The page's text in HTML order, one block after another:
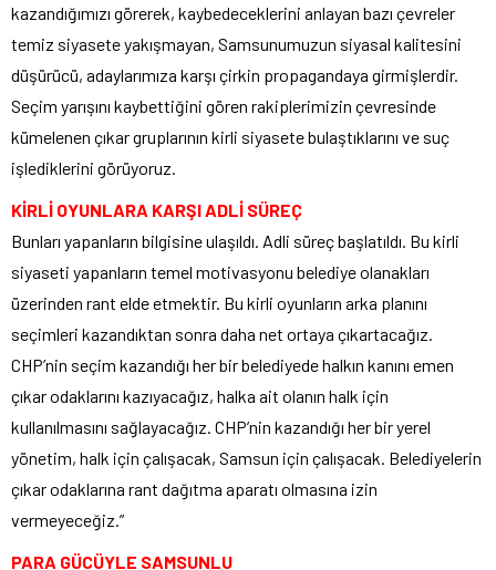
kazandığımızı görerek, kaybedeceklerini anlayan bazı çevreler
temiz siyasete yakışmayan, Samsunumuzun siyasal kalitesini
düşürücü, adaylarımıza karşı çirkin propagandaya girmişlerdir.
Seçim yarışını kaybettiğini gören rakiplerimizin çevresinde
kümelenen çıkar gruplarının kirli siyasete bulaştıklarını ve suç
işlediklerini görüyoruz.
KİRLİ OYUNLARA KARŞI ADLİ SÜREÇ
Bunları yapanların bilgisine ulaşıldı. Adli süreç başlatıldı. Bu kirli
siyaseti yapanların temel motivasyonu belediye olanakları
üzerinden rant elde etmektir. Bu kirli oyunların arka planını
seçimleri kazandıktan sonra daha net ortaya çıkartacağız.
CHP’nin seçim kazandığı her bir belediyede halkın kanını emen
çıkar odaklarını kazıyacağız, halka ait olanın halk için
kullanılmasını sağlayacağız. CHP’nin kazandığı her bir yerel
yönetim, halk için çalışacak, Samsun için çalışacak. Belediyelerin
çıkar odaklarına rant dağıtma aparatı olmasına izin
vermeyeceğiz.”
PARA GÜCÜYLE SAMSUNLU